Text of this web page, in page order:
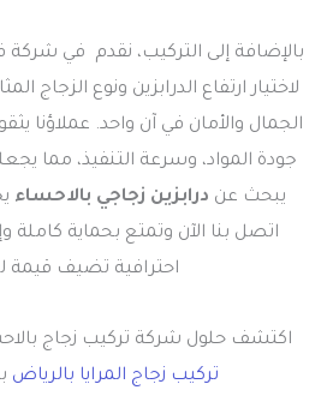
بالإضافة إلى التركيب، نقدم في
لاختيار ارتفاع الدرابزين ونوع الزجاج
الجمال والأمان في آن واحد. عملاؤنا
جودة المواد، وسرعة التنفيذ، مما
يبحث عن درابزين زجاجي بالاحساء
اتصل بنا الآن وتمتع بحماية كاملة
احترافية تضيف قيمة
اكتشف حلول شركة تركيب زجاج
تركيب زجاج المرايا بالرياض